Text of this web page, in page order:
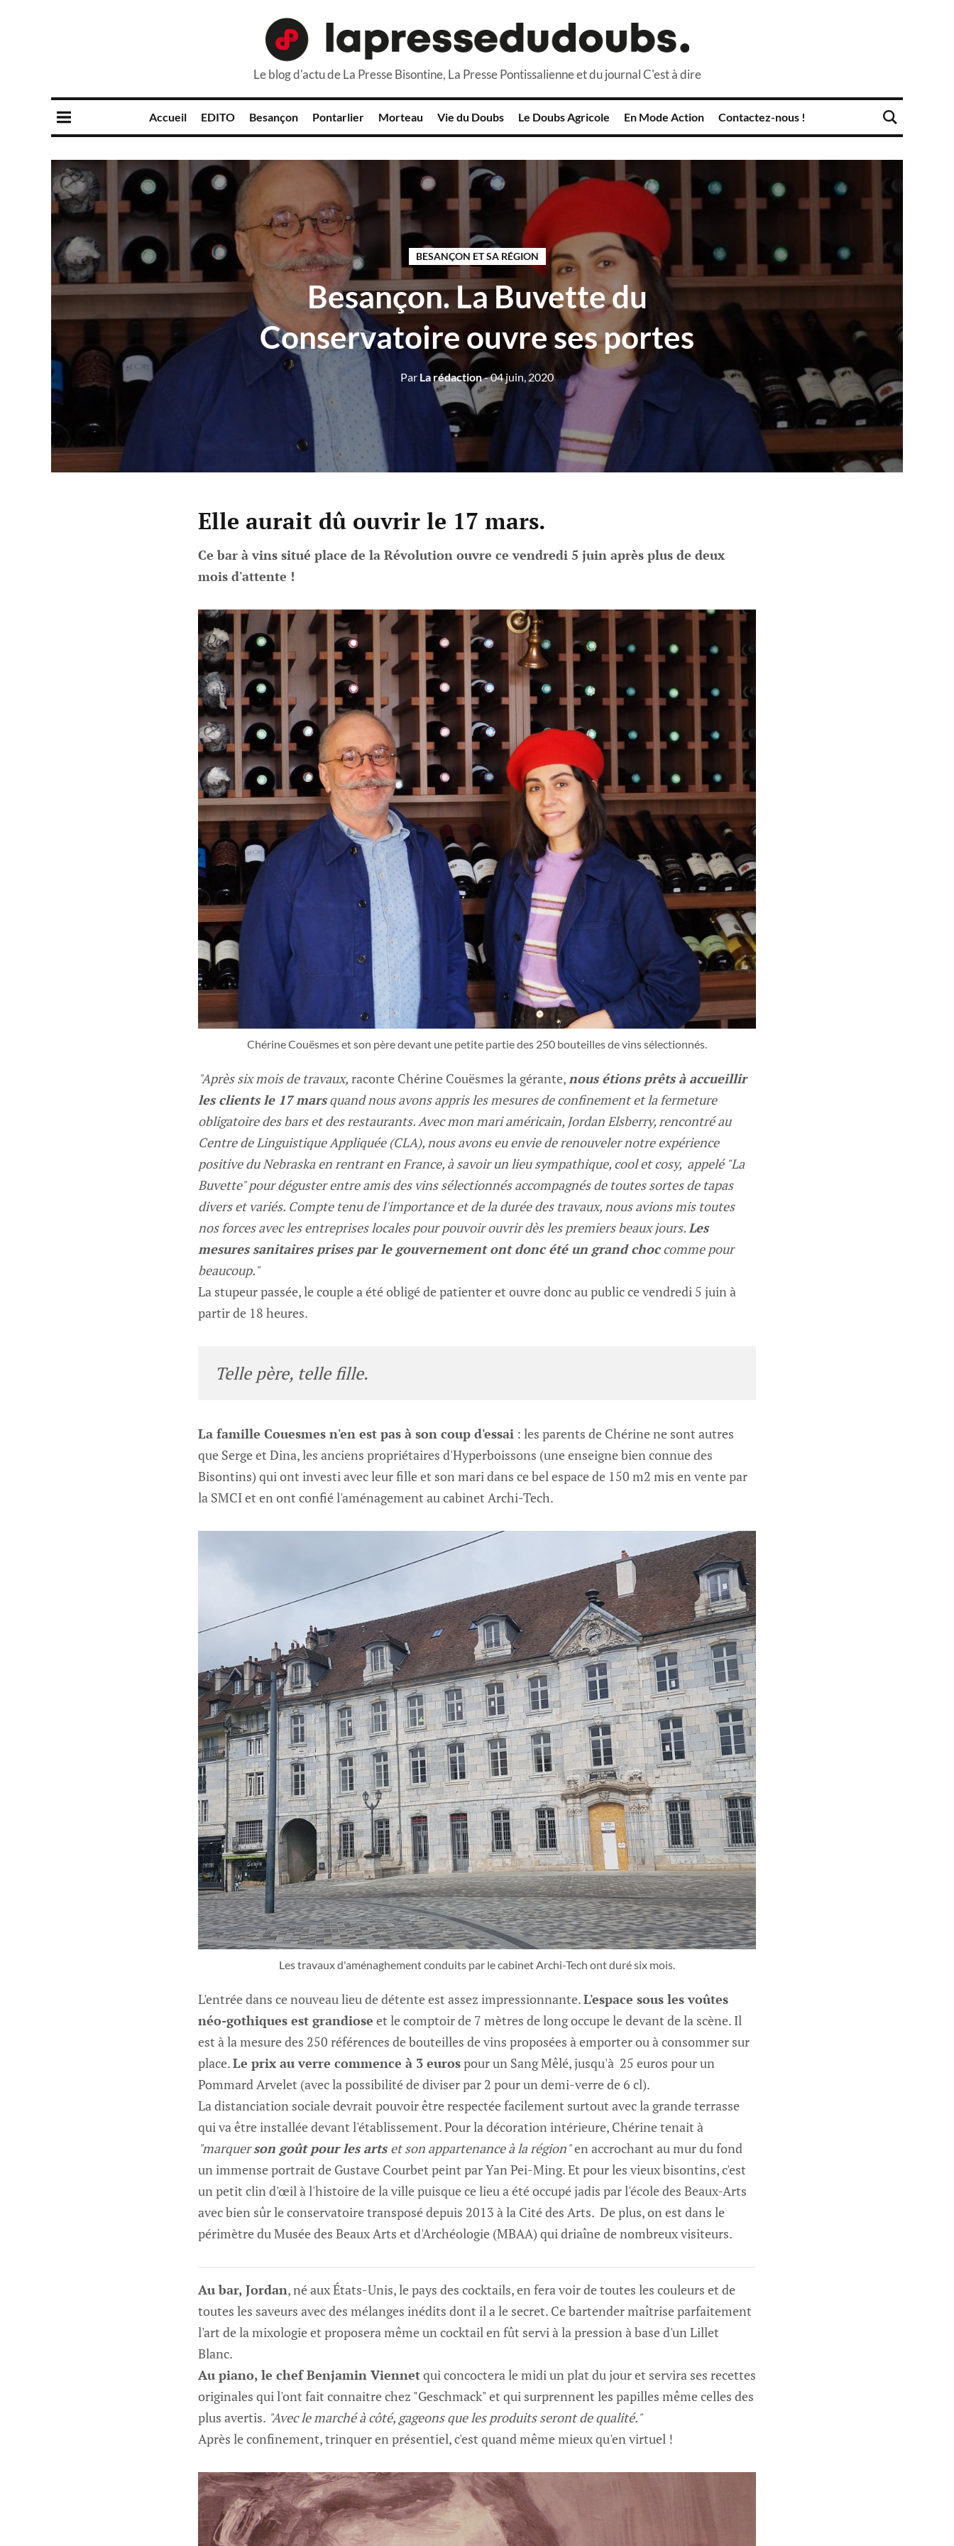
Le blog d'actu de La Presse Bisontine, La Presse Pontissalienne et du journal C'est à dire
Accueil EDITO Besançon Pontarlier Morteau Vie du Doubs Le Doubs Agricole En Mode Action Contactez-nous !
BESANÇON ET SA RÉGION
Besançon. La Buvette du
Conservatoire ouvre ses portes
Par La rédaction- 04 juin, 2020
Elle aurait dû ouvrir le 17 mars.
Ce bar à vins situé place de la Révolution ouvre ce vendredi 5 juin après plus de deux
mois d'attente !
Chérine Couësmes et son père devant une petite partie des 250 bouteilles de vins sélectionnés.
"Après six mois de travaux, raconte Chérine Couësmes la gérante, nous étions prêts à accueillir
les clients le 17 marsquand nous avons appris les mesures de confinement et la fermeture
obligatoire des bars et des restaurants. Avec mon mari américain, Jordan Elsberry, rencontré au
Centre de Linguistique Appliquée (CLA), nous avons eu envie de renouveler notre expérience
positive du Nebraska en rentrant en France, à savoir un lieu sympathique, cool et cosy, appelé "La
Buvette" pour déguster entre amis des vins sélectionnés accompagnés de toutes sortes de tapas
divers et variés. Compte tenu de l'importance et de la durée des travaux, nous avions mis toutes
nos forces avec les entreprises locales pour pouvoir ouvrir dès les premiers beaux jours. Les
mesures sanitaires prises par le gouvernement ont donc été un grand choccomme pour
beaucoup."
La stupeur passée, le couple a été obligé de patienter et ouvre donc au public ce vendredi 5 juin à
partir de 18 heures.
Telle père, telle fille.
La famille Couesmes n'en est pas à son coup d'essai : les parents de Chérine ne sont autres
que Serge et Dina, les anciens propriétaires d'Hyperboissons (une enseigne bien connue des
Bisontins) qui ont investi avec leur fille et son mari dans ce bel espace de 150 m2 mis en vente par
la SMCI et en ont confié l'aménagement au cabinet Archi-Tech.
Les travaux d'aménaghement conduits par le cabinet Archi-Tech ont duré six mois.
L'entrée dans ce nouveau lieu de détente est assez impressionnante.L'espace sous les voûtes
néo-gothiques est grandiose et le comptoir de 7 mètres de long occupe le devant de la scène. Il
est à la mesure des 250 références de bouteilles de vins proposées à emporter ou à consommer sur
place.Le prix au verre commence à 3 eurospour un Sang Mêlé, jusqu'à 25 euros pour un
Pommard Arvelet (avec la possibilité de diviser par 2 pour un demi-verre de 6 cl).
La distanciation sociale devrait pouvoir être respectée facilement surtout avec la grande terrasse
qui va être installée devant l'établissement. Pour la décoration intérieure, Chérine tenait à
"marquerson goût pour les artset son appartenance à la région"en accrochant au mur du fond
un immense portrait de Gustave Courbet peint par Yan Pei-Ming. Et pour les vieux bisontins, c'est
un petit clin d'œil à l'histoire de la ville puisque ce lieu a été occupé jadis par l'école des Beaux-Arts
avec bien sûr le conservatoire transposé depuis 2013 à la Cité des Arts. De plus, on est dans le
périmètre du Musée des Beaux Arts et d'Archéologie (MBAA) qui driaîne de nombreux visiteurs.
Au bar, Jordan, né aux États-Unis, le pays des cocktails, en fera voir de toutes les couleurs et de
toutes les saveurs avec des mélanges inédits dont il a le secret. Ce bartender maîtrise parfaitement
l'art de la mixologie et proposera même un cocktail en fût servi à la pression à base d'un Lillet
Blanc.
Au piano, le chef Benjamin Viennetqui concoctera le midi un plat du jour et servira ses recettes
originales qui l'ont fait connaitre chez "Geschmack" et qui surprennent les papilles même celles des
plus avertis. "Avec le marché à côté, gageons que les produits seront de qualité."
Après le confinement, trinquer en présentiel, c'est quand même mieux qu'en virtuel !